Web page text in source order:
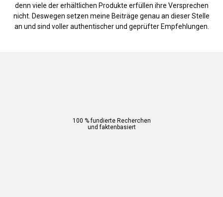
denn viele der erhältlichen Produkte erfüllen ihre Versprechen
nicht. Deswegen setzen meine Beiträge genau an dieser Stelle
an und sind voller authentischer und geprüfter Empfehlungen.
100 % fundierte Recherchen
und faktenbasiert